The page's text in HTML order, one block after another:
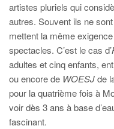
artistes pluriels qui
autres. Souvent ils ne
mettent la même
spectacles. C’est le cas d’
adultes et cinq enfants,
ou encore de WOESJde
pour la quatrième fois à
voir dès 3 ans à base
fascinant.